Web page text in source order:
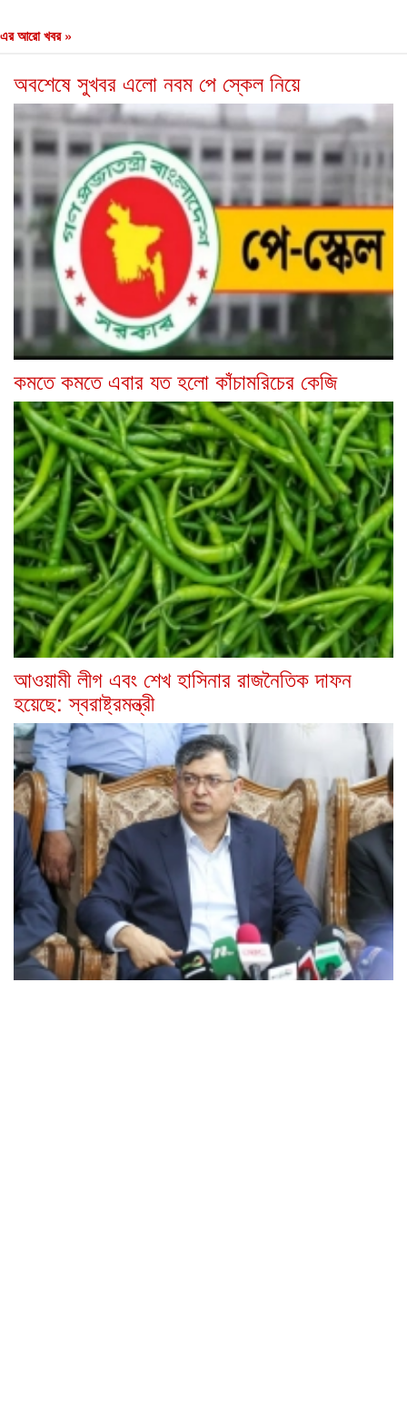
এর আরো খবর »
অবশেষে সুখবর এলো নবম পে স্কেল নিয়ে
কমতে কমতে এবার যত হলো কাঁচামরিচের কেজি
আওয়ামী লীগ এবং শেখ হাসিনার রাজনৈতিক দাফন
হয়েছে: স্বরাষ্ট্রমন্ত্রী